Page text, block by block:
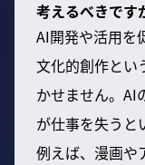
考えるべきです
AI開発や活用を
文化的創作とい
かせません。AI
が仕事を失うと
例えば、漫画や